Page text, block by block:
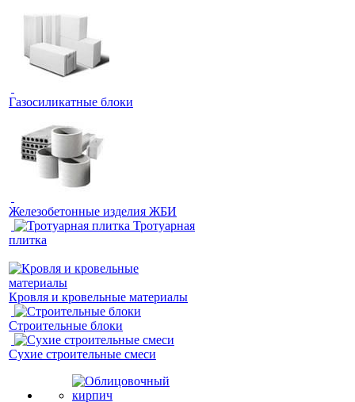
Газосиликатные блоки
Железобетонные изделия ЖБИ
Тротуарная
плитка
Кровля и кровельные материалы
Строительные блоки
Сухие строительные смеси